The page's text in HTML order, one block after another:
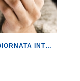
8 MARZO: IN OCCASIONE DELLA GIORNATA INTERNAZIONALE DELLA DONNA I PREZZI DEI REGALI AUMENTANO IN MEDIA DEL +6%.